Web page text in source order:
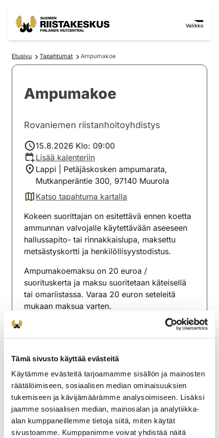
Tämä sivusto käyttää evästeitä
Käytämme evästeitä tarjoamamme sisällön ja mainosten
räätälöimiseen, sosiaalisen median ominaisuuksien
tukemiseen ja kävijämäärämme analysoimiseen. Lisäksi
jaamme sosiaalisen median, mainosalan ja analytiikka-
alan kumppaneillemme tietoja siitä, miten käytät
sivustoamme. Kumppanimme voivat yhdistää näitä
Valikko
Etusivu Tapahtumat Ampumakoe
Ampumakoe
Rovaniemen riistanhoitoyhdistys
15.8.2026 Klo: 09:00
Lisää kalenteriin
Lappi | Petäjäskosken ampumarata,
Mutkanperäntie 300, 97140 Muurola
Katso tapahtuma kartalla
(avautuu uuteen välilehteen)
Kokeen suorittajan on esitettävä ennen koetta
ammunnan valvojalle käytettävään aseeseen
hallussapito- tai rinnakkaislupa, maksettu
metsästyskortti ja henkilöllisyystodistus.
Ampumakoemaksu on 20 euroa /
suorituskerta ja maksu suoritetaan käteisellä
tai omariistassa. Varaa 20 euron seteleitä
mukaan maksua varten.
Ampumakokeeseen on ilmoittauduttava
koepaikalla viimeistään 2 tunnin kuluessa
Rovaniemen riistanhoitoyhdistys
Lappi
rovaniemi@rhy.riista.fi